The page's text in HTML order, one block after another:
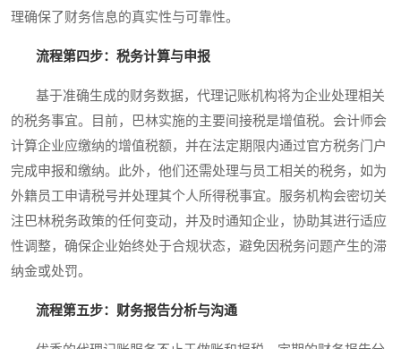
理确保了财务信息的真实性与可靠性。
流程第四步：税务计算与申报
基于准确生成的财务数据，代理记账机构将为企业处理相关
的税务事宜。目前，巴林实施的主要间接税是增值税。会计师会
计算企业应缴纳的增值税额，并在法定期限内通过官方税务门户
完成申报和缴纳。此外，他们还需处理与员工相关的税务，如为
外籍员工申请税号并处理其个人所得税事宜。服务机构会密切关
注巴林税务政策的任何变动，并及时通知企业，协助其进行适应
性调整，确保企业始终处于合规状态，避免因税务问题产生的滞
纳金或处罚。
流程第五步：财务报告分析与沟通